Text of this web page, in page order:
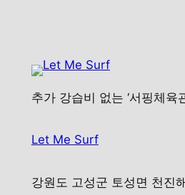
추가 강습비 없는 ‘서핑체육
Let Me Surf
강원도 고성군 토성면 천진